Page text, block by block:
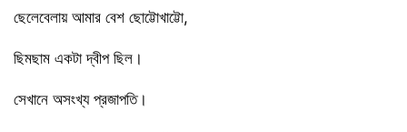
ছেলেবেলায় আমার বেশ ছোট্টোখাট্টো,
ছিমছাম একটা দ্বীপ ছিল।
সেখানে অসংখ্য প্রজাপতি।